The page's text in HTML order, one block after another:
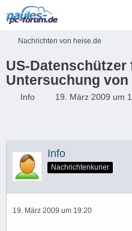
Nachrichten von heise.de
US-Datenschützer
Untersuchung
Info 19. März 2009 um
Info
Nachrichtenkurier
19. März 2009 um 19:20